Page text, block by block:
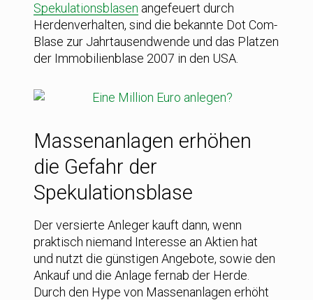
Spekulationsblasen angefeuert durch
Herdenverhalten, sind die bekannte Dot Com-
Blase zur Jahrtausendwende und das Platzen
der Immobilienblase 2007 in den USA.
Massenanlagen erhöhen
die Gefahr der
Spekulationsblase
Der versierte Anleger kauft dann, wenn
praktisch niemand Interesse an Aktien hat
und nutzt die günstigen Angebote, sowie den
Ankauf und die Anlage fernab der Herde.
Durch den Hype von Massenanlagen erhöht